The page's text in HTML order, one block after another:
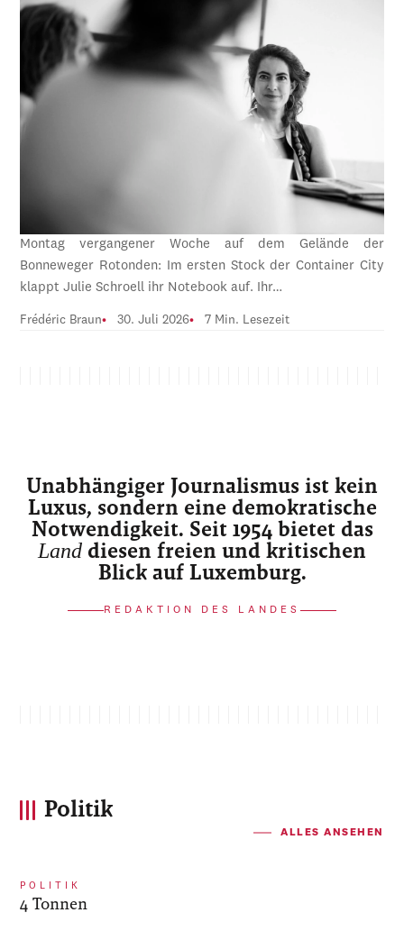
Montag vergangener Woche auf dem Gelände der
Bonneweger Rotonden: Im ersten Stock der Container City
klappt Julie Schroell ihr Notebook auf. Ihr…
Frédéric Braun 30. Juli 2026 7 Min. Lesezeit
Unabhängiger Journalismus ist kein
Luxus, sondern eine demokratische
Notwendigkeit. Seit 1954 bietet das
Land diesen freien und kritischen
Blick auf Luxemburg.
REDAKTION DES LANDES
Politik
ALLES ANSEHEN
POLITIK
4 Tonnen